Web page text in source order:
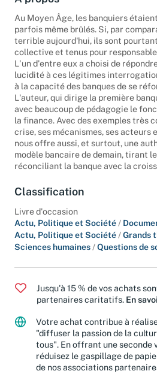
Au Moyen Âge, les banquiers
parfois même brûlés. Si, par
terrible aujourd'hui, ils sont
collective et tenus pour
L'un d'entre eux a choisi de
lucidité à ces légitimes
à la capacité des banques de se
L'auteur, qui dirige la première
avec beaucoup de pédagogie le
la finance. Avec des exemples très
crise, ses mécanismes, ses acteurs
nous offre aussi, et surtout, une
modèle bancaire de demain, tirant
réconciliant la banque avec la
Classification
Livre d'occasion
Actu, Politique et Société /
Actu, Politique et Société /Grands
Sciences humaines /Questions de
Jusqu'à 15 % de vos achats
partenaires caritatifs. En
Votre achat contribue à
"diffuser la passion de la
tous". En offrant une seconde
réduisez le gaspillage de
de nos associations